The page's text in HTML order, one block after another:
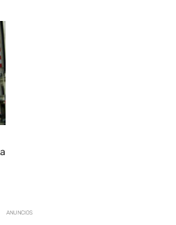
ANUNCIOS